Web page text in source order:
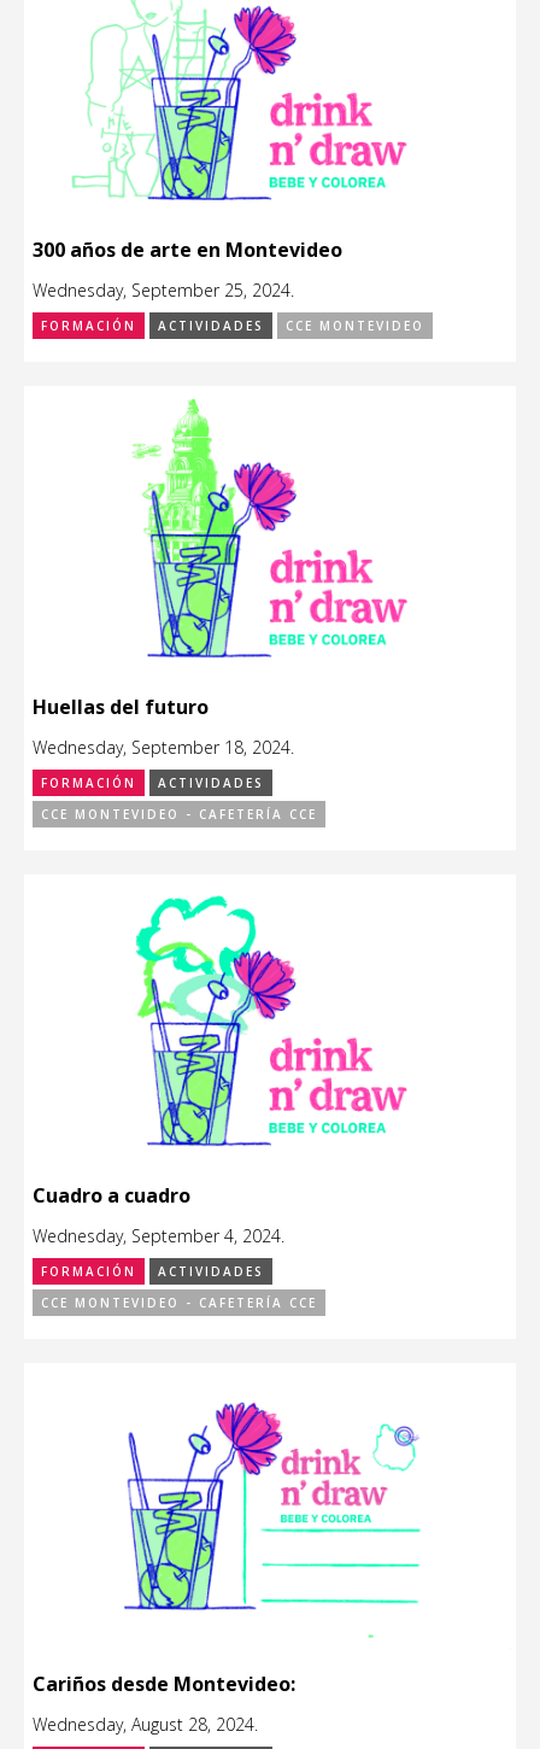
300 años de arte en Montevideo
Wednesday, September 25, 2024.
FORMACIÓN ACTIVIDADES CCE MONTEVIDEO
Huellas del futuro
Wednesday, September 18, 2024.
FORMACIÓN
ACTIVIDADES
CCE MONTEVIDEO - CAFETERÍA CCE
Cuadro a cuadro
Wednesday, September 4, 2024.
FORMACIÓN
ACTIVIDADES
CCE MONTEVIDEO - CAFETERÍA CCE
Cariños desde Montevideo:
Wednesday, August 28, 2024.